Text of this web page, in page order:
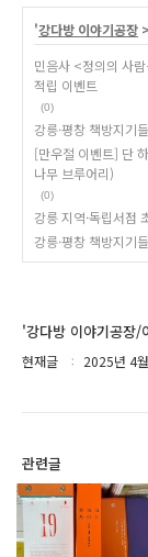
'강다방 이야기공장 >
민음사 <정의의 사
적립 이벤트
(0)
강릉·평창 책방지기
[만우절 이벤트] 단
나무 브루어리)
(0)
강릉 지역·독립서점
강릉·평창 책방지기
'강다방 이야기공장/
현재글 2025년 4
관련글